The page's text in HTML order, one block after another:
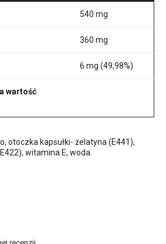
540 mg
360 mg
6 mg (49,98%)
wartość
otoczka kapsułki- żelatyna (E441),
witamina E, woda.